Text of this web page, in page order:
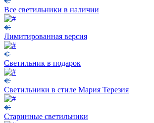
Все светильники в наличии
Лимитированная версия
Светильник в подарок
Светильники в стиле Мария Терезия
Старинные светильники